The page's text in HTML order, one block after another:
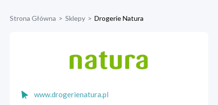
Strona Główna > Sklepy > Drogerie Natura
www.drogerienatura.pl